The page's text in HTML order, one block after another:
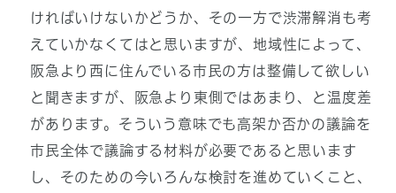
ければいけないかどうか、その一方で渋滞解消も考
えていかなくてはと思いますが、地域性によって、
阪急より西に住んでいる市民の方は整備して欲しい
と聞きますが、阪急より東側ではあまり、と温度差
があります。そういう意味でも高架か否かの議論を
市民全体で議論する材料が必要であると思います
し、そのための今いろんな検討を進めていくこと、